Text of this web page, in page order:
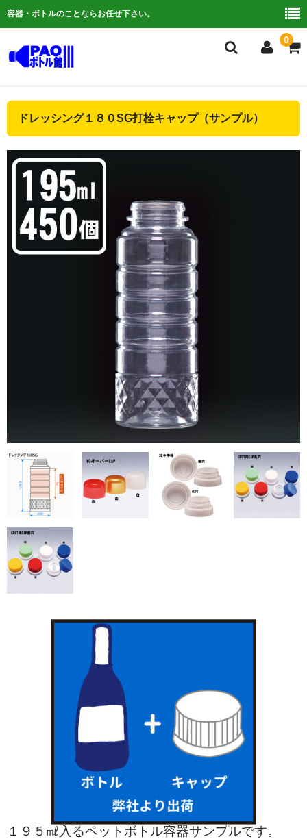
容器・ボトルのことならお任せ下さい。
0
ご利用ガイド
よくある質問
容器について
お問い合わせ
ドレッシング１８０SG打栓キャップ（サンプル）
１９５㎖入るペットボトル容器サンプルです。